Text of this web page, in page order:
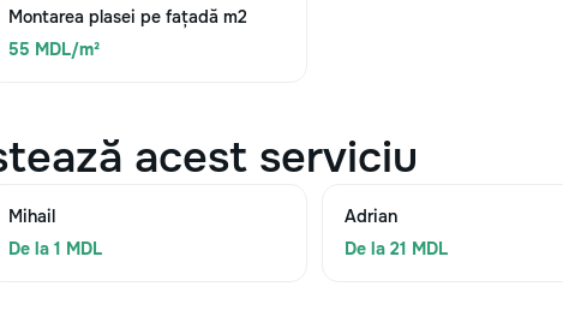
Montarea plasei pe fațadă m2
55 MDL/m²
acest serviciu
Mihail
De la 1 MDL
Adrian
De la 21 MDL